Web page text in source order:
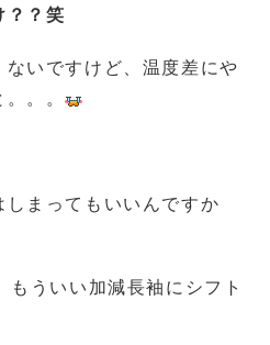
？？笑
いですけど、温度差にや
。。。
まってもいいんですか
ういい加減長袖にシフト